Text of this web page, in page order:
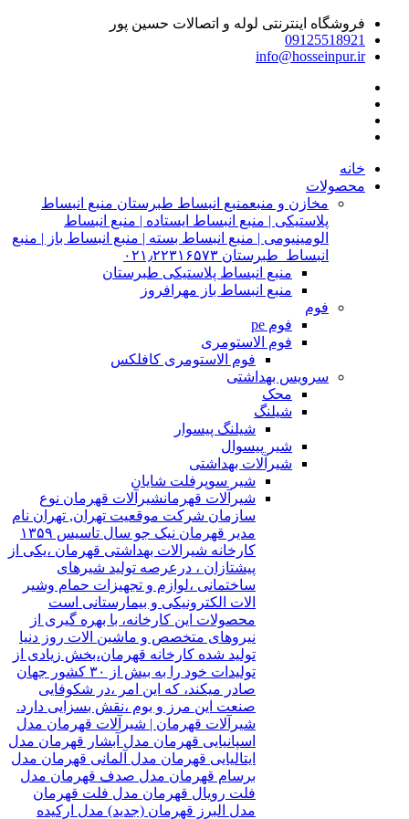
فروشگاه اینترنتی لوله و اتصالات حسین پور
09125518921
info@hosseinpur.ir
خانه
محصولات
مخازن و منبعمنبع انبساط طبرستان منبع انبساط
پلاستیکی | منبع انبساط ایستاده | منبع انبساط
الومینیومی | منبع انبساط بسته | منبع انبساط باز | منبع
انبساط طبرستان ۰۲۱٫۲۲۳۱۶۵۷۳
منبع انبساط پلاستیکی طبرستان
منبع انبساط باز مهرافروز
فوم
فوم pe
فوم الاستومری
فوم الاستومری کافلکس
سرویس بهداشتی
محک
شیلنگ
شیلنگ پیسوار
شیر پیسوال
شیرآلات بهداشتی
شیر سوپرفلت شایان
شیرآلات قهرمانشیرآلات قهرمان نوع
سازمان شرکت موقعیت تهران, تهران نام
مدیر قهرمان نیک جو سال تاسیس ۱۳۵۹
کارخانه شیرالات بهداشتی قهرمان ،یکی از
پیشتازان ، درعرصه تولید شیرهای
ساختمانی ،لوازم و تجهیزات حمام وشیر
الات الکترونیکی و بیمارستانی است
محصولات این کارخانه، با بهره گیری از
نیروهای متخصص و ماشین الات روز دنیا
تولید شده کارخانه قهرمان،بخش زیادی از
تولیدات خود را به بیش از ۳۰ کشور جهان
صادر میکند، که این امر ،در شکوفایی
صنعت این مرز و بوم ،نقش بسزایی دارد.
شیرآلات قهرمان | شیرآلات قهرمان مدل
اسپانیایی قهرمان مدل آبشار قهرمان مدل
ایتالیایی قهرمان مدل آلمانی قهرمان مدل
برسام قهرمان مدل صدف قهرمان مدل
فلت رویال قهرمان مدل فلت قهرمان
مدل البرز قهرمان (جدید) مدل ارکیده